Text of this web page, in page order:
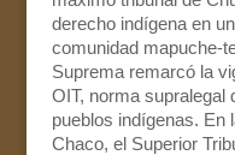
derecho indígena en
comunidad mapuche-
Suprema remarcó la
OIT, norma supralegal
pueblos indígenas. En
Chaco, el Superior